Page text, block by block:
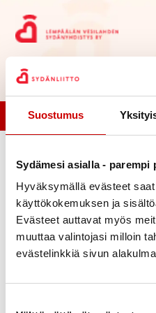
Suostumus
Sydämesi asialla - parempi
Hyväksymällä evästeet
käyttökokemuksen ja
Evästeet auttavat myös
muuttaa valintojasi milloin
evästelinkkiä sivun
Liity